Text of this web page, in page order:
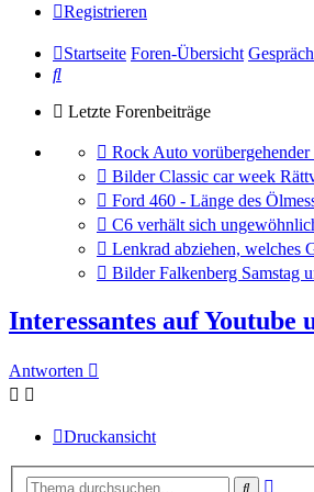
Registrieren
Startseite Foren-Übersicht
Suche
Letzte Forenbeiträge
Gehe
zum
letzten
Beitrag
Rock Auto
Gehe
zum
letzten
Beitrag
Bilder Classic car week
Gehe
zum
letzten
Beitrag
Ford 460 - Länge des
Gehe
zum
letzten
Beitrag
C6 verhält sich
Gehe
zum
letzten
Lenkrad abziehen, welches
Gehe
Beitrag
Bilder Falkenberg Samstag
Interessantes auf Youtube
Antworten
Druckansicht
Suche